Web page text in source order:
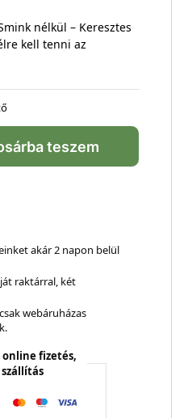
nélkül – Keresztes
kell tenni az
teszem
akár 2 napon belül
raktárral, két
webáruházas
online fizetés,